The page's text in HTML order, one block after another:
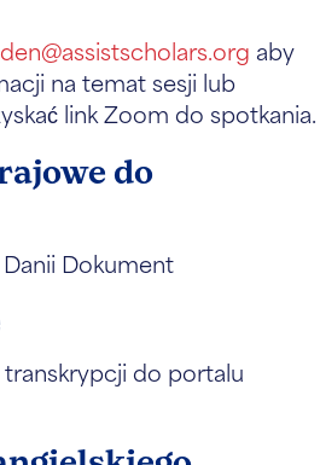
aby
na temat sesji lub
link Zoom do spotkania.
do
Dokument
transkrypcji do portalu